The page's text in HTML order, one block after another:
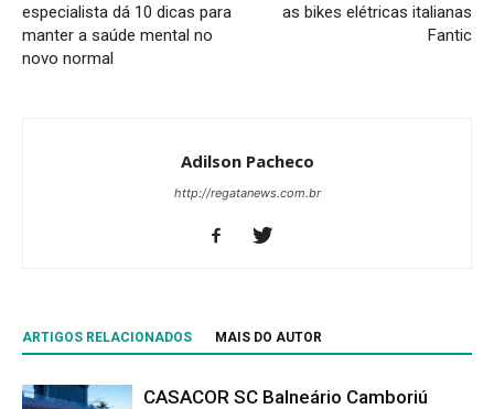
especialista dá 10 dicas para
manter a saúde mental no
novo normal
as bikes elétricas italianas
Fantic
Adilson Pacheco
http://regatanews.com.br
ARTIGOS RELACIONADOS MAIS DO AUTOR
CASACOR SC Balneário Camboriú